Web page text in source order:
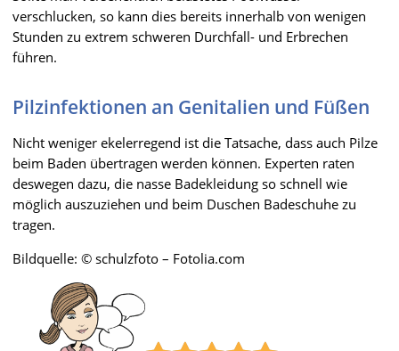
verschlucken, so kann dies bereits innerhalb von wenigen
Stunden zu extrem schweren Durchfall- und Erbrechen
führen.
Pilzinfektionen an Genitalien und Füßen
Nicht weniger ekelerregend ist die Tatsache, dass auch Pilze
beim Baden übertragen werden können. Experten raten
deswegen dazu, die nasse Badekleidung so schnell wie
möglich auszuziehen und beim Duschen Badeschuhe zu
tragen.
Bildquelle: © schulzfoto – Fotolia.com